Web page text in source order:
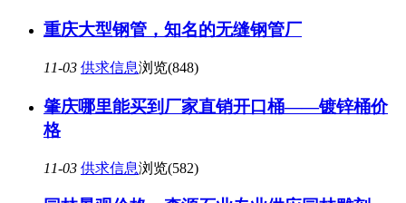
重庆大型钢管，知名的无缝钢管厂
11-03 供求信息浏览(848)
肇庆哪里能买到厂家直销开口桶——镀锌桶价
格
11-03 供求信息浏览(582)